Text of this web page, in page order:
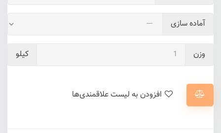
آماده سازی
وزن کیلو